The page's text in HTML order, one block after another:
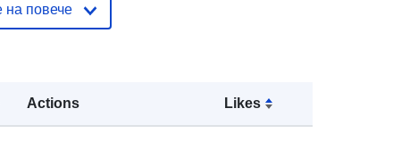
Actions Likes
на повече